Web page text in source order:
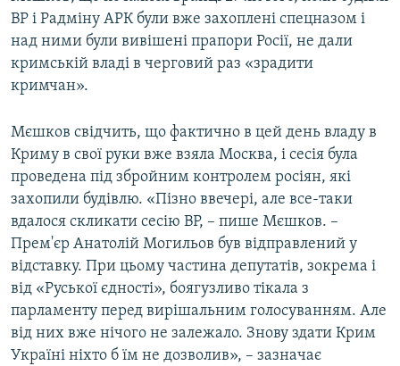
ВР і Радміну АРК були вже захоплені спецназом і
над ними були вивішені прапори Росії, не дали
кримській владі в черговий раз «зрадити
кримчан».
Мєшков свідчить, що фактично в цей день владу в
Криму в свої руки вже взяла Москва, і сесія була
проведена під збройним контролем росіян, які
захопили будівлю. «Пізно ввечері, але все-таки
вдалося скликати сесію ВР, – пише Мєшков. –
Прем'єр Анатолій Могильов був відправлений у
відставку. При цьому частина депутатів, зокрема і
від «Руської єдності», боягузливо тікала з
парламенту перед вирішальним голосуванням. Але
від них вже нічого не залежало. Знову здати Крим
Україні ніхто б їм не дозволив», – зазначає